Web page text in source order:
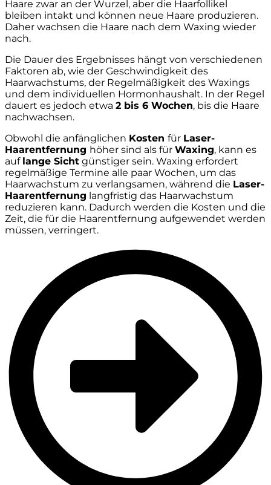
Haare zwar an der Wurzel, aber die Haarfollikel
bleiben intakt und können neue Haare produzieren.
Daher wachsen die Haare nach dem Waxing wieder
nach.
Die Dauer des Ergebnisses hängt von verschiedenen
Faktoren ab, wie der Geschwindigkeit des
Haarwachstums, der Regelmäßigkeit des Waxings
und dem individuellen Hormonhaushalt. In der Regel
dauert es jedoch etwa 2 bis 6 Wochen, bis die Haare
nachwachsen.
Obwohl die anfänglichen Kosten für Laser-
Haarentfernung höher sind als für Waxing, kann es
auf lange Sicht günstiger sein. Waxing erfordert
regelmäßige Termine alle paar Wochen, um das
Haarwachstum zu verlangsamen, während die Laser-
Haarentfernung langfristig das Haarwachstum
reduzieren kann. Dadurch werden die Kosten und die
Zeit, die für die Haarentfernung aufgewendet werden
müssen, verringert.